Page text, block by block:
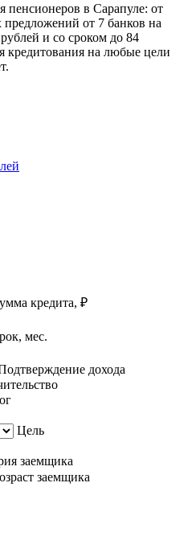
пенсионеров в Сарапуле: от
от 7 банков на
и со сроком до 84
кредитования на любые цели
кредита, ₽
мес.
дохода
Цель
заемщика
заемщика